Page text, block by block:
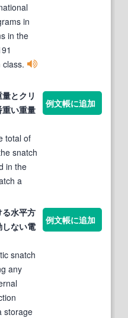
in
in the
とクリ
い重量
total of
snatch
in the
a
例文帳に追加
る水平方
ない電
snatch
any
storage
例文帳に追加